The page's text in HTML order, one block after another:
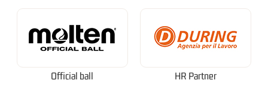
Official ball HR Partner